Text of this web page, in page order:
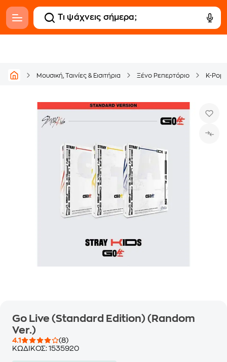
Μουσική, Ταινίες & Εισιτήρια Ξένο Ρεπερτόριο K-Pop
Go Live (Standard Edition) (Random
Ver.)
4.1
(8)
ΚΩΔΙΚΟΣ: 1535920